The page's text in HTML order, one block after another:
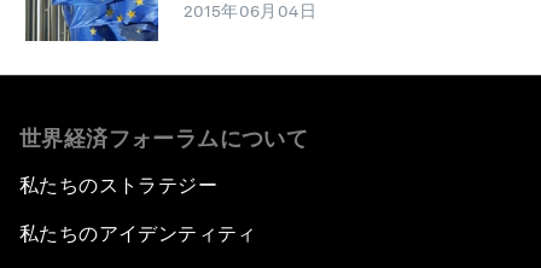
2015年06月04日
世界経済フォーラムについて
私たちのストラテジー
私たちのアイデンティティ